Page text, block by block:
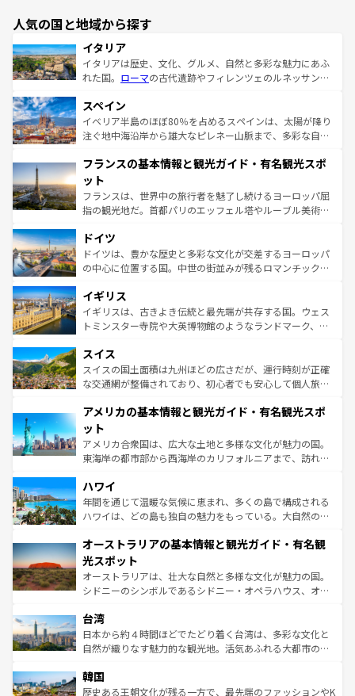
人気の国と地域から探す
イタリア
イタリアは歴史、文化、グルメ、自然と多彩な魅力にあふ
れた国。 ローマの古代遺跡やフィレンツェのルネッサンス
ろん、トスカーナの美しい田園風景やアマルフィ海岸の絶
景など、自然景観も見逃せない。観光の合間には、本場の
ピザやパスタなど、絶品のイタリア料理を堪能することも
ませてくれるイタリアで、忘れられない旅をしてみよう！
なお、新着のイタリア情報は
しい。
スペイン
イベリア半島のほぼ80％を占めるスペインは、太陽が降り
注ぐ地中海沿岸から雄大なピレネー山脈まで、多彩な自然
文化が根付くこの国では、情熱的なフラメンコ、熱気あふ
れる闘牛、そして美味しいタパスが生活の一部となってい
る。首都マドリードの洗練された雰囲気や、バルセロナの
アートに溢れた街角から、地方では古代ローマ遺跡や中世
せる。地方によって風土や気候が異なるスペインはその個
性で訪れる人を魅了する。 なお、新着のスペイン情報は コ
ンテンツ一覧を参照してほしい。
フランスの基本情報と観光ガイド・有名観光スポ
ット
フランスは、世界中の旅行者を魅了し続けるヨーロッパ屈
指の観光地だ。首都パリのエッフェル塔やルーブル美術館
で、幅広い魅力が詰まっている。華麗な宮殿、歴史的な大
聖堂、美しいビーチ、そして豊かな自然が、訪れる者を心
から魅了する。また、フランスは美食の国としても知ら
いる。シャンパンの発祥地であるランス、プロヴァンスの
香り高いラベンダー畑など、多彩な楽しみ方が可能だ。さ
らに、パリ以外の地域にも魅力が溢れており、どの街角に
れる地方に足を運ぶとそれぞれで全く異なる文化を体験で
きるだろう。 なお、新着のフランス情報はコンテンツ一覧
を参照してほしい。
ドイツ
ドイツは、豊かな歴史と多彩な文化が交差するヨーロッパ
の中心に位置する国。中世の街並みが残るロマンチック街
顔を持つこの国は、どこを歩いても飽きることがない。ベ
ルリンの文化的活気、バイエルン州のアルプスの絶景、そ
してライン川沿いのワイン畑といった風景は必見。ビール
は、お酒好きな人にはぜひ体験してほしい。 なお、新着の
ドイツ情報はコンテンツ一覧を参照してほしい。
イギリス
イギリスは、古きよき伝統と最先端が共存する国。ウェス
トミンスター寺院や大英博物館のようなランドマーク、歴
リアごとに異なる魅力がある。また、優雅なアフタヌーン
ティー、ビール好きにはたまらない英国パブ、サッカー観
戦など、本場だからこそできる体験も豊富。イギリスを旅
ンツ一覧を参照してほしい。
スイス
スイスの国土面積は九州ほどの広さだが、運行時刻が正確
な交通網が整備されており、初心者でも安心して個人旅行
の建物がそのまま残る町や、スイスならではのユニークな
博物館もあり、アルプス観光だけでなく町歩きも満喫する
ことができる。国民の所得が高いため物価も高いが、旅行
者向けの交通パス提供のサービスもあり、うまく活用すれ
着のスイス情報は
アメリカの基本情報と観光ガイド・有名観光スポ
ット
アメリカ合衆国は、広大な土地と多様な文化が魅力の国。
東海岸の都市部から西海岸のカリフォルニアまで、訪れる
のような巨大都市は、観光、ショッピング、エンターテイ
ンメントが詰まった刺激的なスポットだ。一方、アメリカ
西部には大自然が広がり、グランドキャニオンやイエロー
部のニューオーリンズでは、音楽と美食が融合した独特の
文化が魅力。旅行者はアメリカの各地域で異なる魅力を楽
しみながら、その多様性と豊かな歴史を感じることができ
るだろう。車でのロードトリップや列車の旅も、アメリカ
情報は
ハワイ
年間を通じて温暖な気候に恵まれ、多くの島で構成される
ハワイは、どの島も独自の魅力をもっている。大自然の神
ワイ島は見逃せない。また、定番の観光地といえばオアフ
島だが、静かな自然を求めるならマウイ島やカウアイ島が
おすすめ。エメラルドグリーンに輝く海をはじめ、豊かな
文化や歴史が息づいている。「アロハスピリット」と呼ば
人々、おいしいローカルフードやハワイアンミュージッ
ク、伝統的なフラダンスなど、すべてがハワイの魅力を彩
っている。訪れるたびに新しい発見と感動が待っているハ
はコンテンツ一覧
オーストラリアの基本情報と観光ガイド・有名観
光スポット
オーストラリアは、壮大な自然と多様な文化が魅力の国。
シドニーのシンボルであるシドニー・オペラハウス、オー
リアリーフや大陸中央部にそびえるウルル（エアーズロッ
ク）、タスマニアの美しい原生林やケアンズの熱帯雨林な
ど、見どころがたくさん。また、カフェやワイン、オージ
いる。アクティビティも充実しており、サーフィンやダイ
ビング、ハイキングなど、アウトドア好きにはたまらな
台湾
日本から約４時間ほどでたどり着く台湾は、多彩な文化と
自然が織りなす魅力的な観光地。活気あふれる大都市の台
ン）、静ひつな山岳地帯である台湾東部など、都市の喧騒
と山間の静けさが共存しており、訪れる人に新しい発見と
韓国
歴史ある王朝文化が残る一方で、最先端のファッションやK